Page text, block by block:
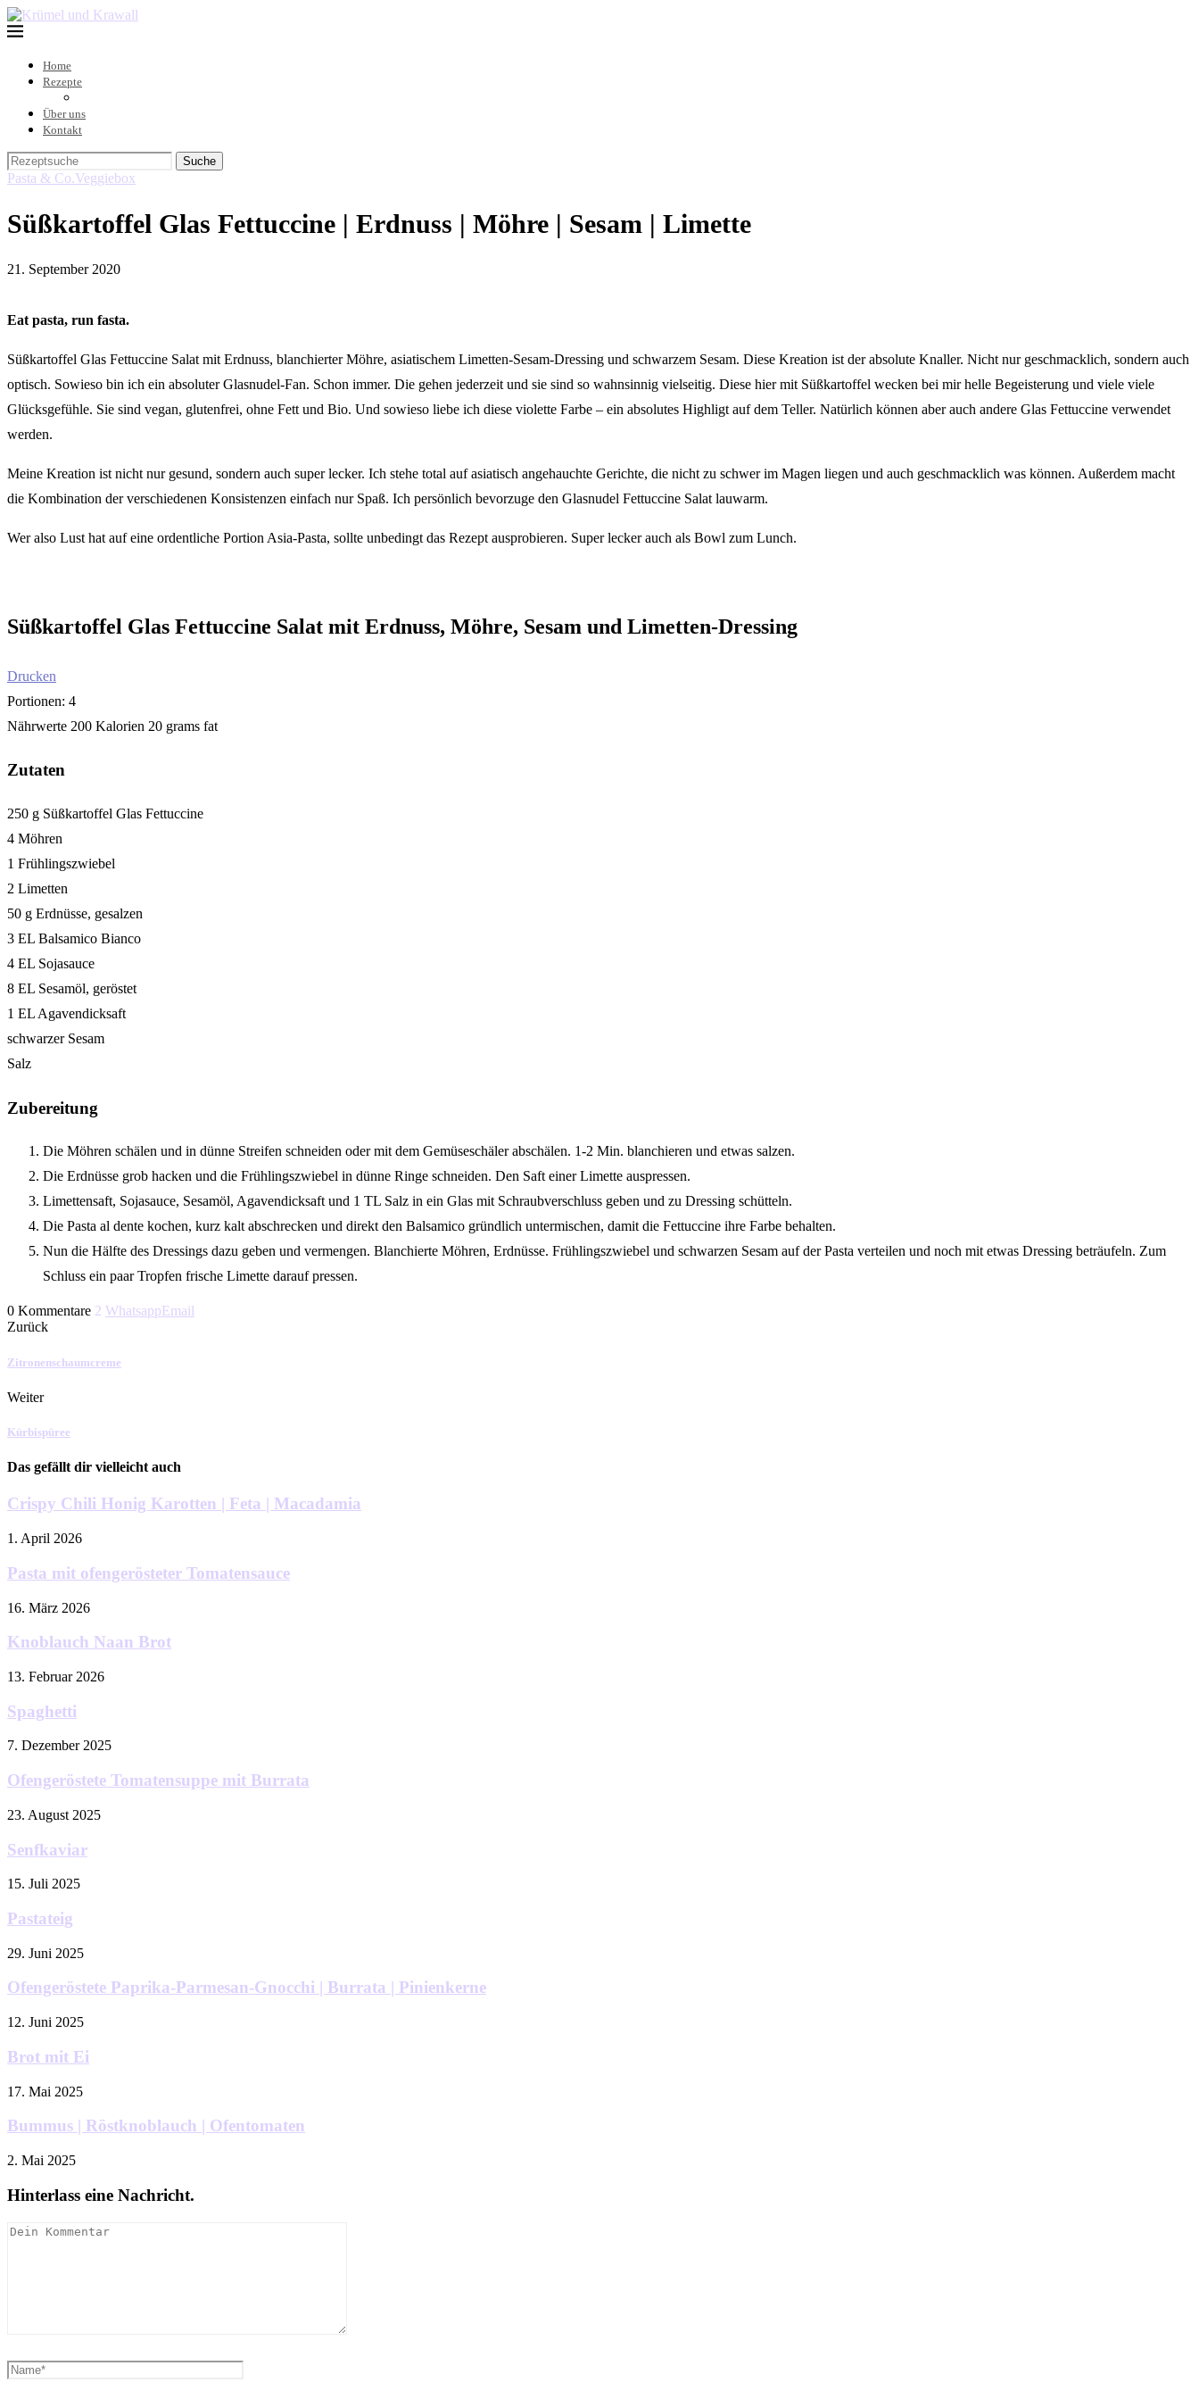
Home
Rezepte
Über uns
Kontakt
Suche
Pasta & Co.Veggiebox
Süßkartoffel Glas Fettuccine | Erdnuss | Möhre | Sesam | Limette
21. September 2020
Eat pasta, run fasta.
Süßkartoffel Glas Fettuccine Salat mit Erdnuss, blanchierter Möhre, asiatischem Limetten-Sesam-Dressing und schwarzem Sesam. Diese Kreation ist der absolute Knaller. Nicht nur geschmacklich, sondern auch
optisch. Sowieso bin ich ein absoluter Glasnudel-Fan. Schon immer. Die gehen jederzeit und sie sind so wahnsinnig vielseitig. Diese hier mit Süßkartoffel wecken bei mir helle Begeisterung und viele viele
Glücksgefühle. Sie sind vegan, glutenfrei, ohne Fett und Bio. Und sowieso liebe ich diese violette Farbe – ein absolutes Highligt auf dem Teller. Natürlich können aber auch andere Glas Fettuccine verwendet
werden.
Meine Kreation ist nicht nur gesund, sondern auch super lecker. Ich stehe total auf asiatisch angehauchte Gerichte, die nicht zu schwer im Magen liegen und auch geschmacklich was können. Außerdem macht
die Kombination der verschiedenen Konsistenzen einfach nur Spaß. Ich persönlich bevorzuge den Glasnudel Fettuccine Salat lauwarm.
Wer also Lust hat auf eine ordentliche Portion Asia-Pasta, sollte unbedingt das Rezept ausprobieren. Super lecker auch als Bowl zum Lunch.
Süßkartoffel Glas Fettuccine Salat mit Erdnuss, Möhre, Sesam und Limetten-Dressing
Drucken
Portionen: 4
Nährwerte 200 Kalorien 20 grams fat
Zutaten
250 g Süßkartoffel Glas Fettuccine
4 Möhren
1 Frühlingszwiebel
2 Limetten
50 g Erdnüsse, gesalzen
3 EL Balsamico Bianco
4 EL Sojasauce
8 EL Sesamöl, geröstet
1 EL Agavendicksaft
schwarzer Sesam
Salz
Zubereitung
Die Möhren schälen und in dünne Streifen schneiden oder mit dem Gemüseschäler abschälen. 1-2 Min. blanchieren und etwas salzen.
Die Erdnüsse grob hacken und die Frühlingszwiebel in dünne Ringe schneiden. Den Saft einer Limette auspressen.
Limettensaft, Sojasauce, Sesamöl, Agavendicksaft und 1 TL Salz in ein Glas mit Schraubverschluss geben und zu Dressing schütteln.
Die Pasta al dente kochen, kurz kalt abschrecken und direkt den Balsamico gründlich untermischen, damit die Fettuccine ihre Farbe behalten.
Nun die Hälfte des Dressings dazu geben und vermengen. Blanchierte Möhren, Erdnüsse. Frühlingszwiebel und schwarzen Sesam auf der Pasta verteilen und noch mit etwas Dressing beträufeln. Zum
Schluss ein paar Tropfen frische Limette darauf pressen.
0 Kommentare 2 Whatsapp Email
Zurück
Zitronenschaumcreme
Weiter
Kürbispüree
Das gefällt dir vielleicht auch
Crispy Chili Honig Karotten | Feta | Macadamia
1. April 2026
Pasta mit ofengerösteter Tomatensauce
16. März 2026
Knoblauch Naan Brot
13. Februar 2026
Spaghetti
7. Dezember 2025
Ofengeröstete Tomatensuppe mit Burrata
23. August 2025
Senfkaviar
15. Juli 2025
Pastateig
29. Juni 2025
Ofengeröstete Paprika-Parmesan-Gnocchi | Burrata | Pinienkerne
12. Juni 2025
Brot mit Ei
17. Mai 2025
Bummus | Röstknoblauch | Ofentomaten
2. Mai 2025
Hinterlass eine Nachricht.